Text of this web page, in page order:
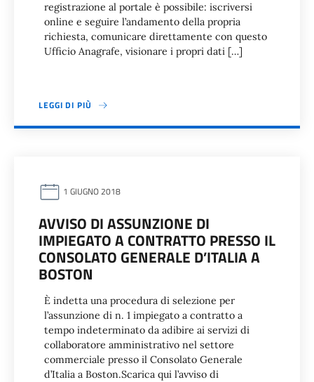
registrazione al portale è possibile: iscriversi
online e seguire l’andamento della propria
richiesta, comunicare direttamente con questo
Ufficio Anagrafe, visionare i propri dati […]
LEGGI DI PIÙ
1 GIUGNO 2018
AVVISO DI ASSUNZIONE DI
IMPIEGATO A CONTRATTO PRESSO IL
CONSOLATO GENERALE D’ITALIA A
BOSTON
È indetta una procedura di selezione per
l’assunzione di n. 1 impiegato a contratto a
tempo indeterminato da adibire ai servizi di
collaboratore amministrativo nel settore
commerciale presso il Consolato Generale
d’Italia a Boston.Scarica qui l’avviso di